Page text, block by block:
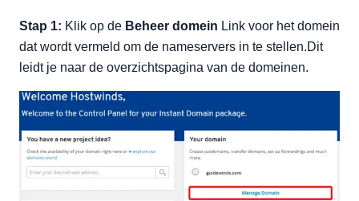
Stap 1: Klik op de Beheer domein Link voor het domein
dat wordt vermeld om de nameservers in te stellen.Dit
leidt je naar de overzichtspagina van de domeinen.